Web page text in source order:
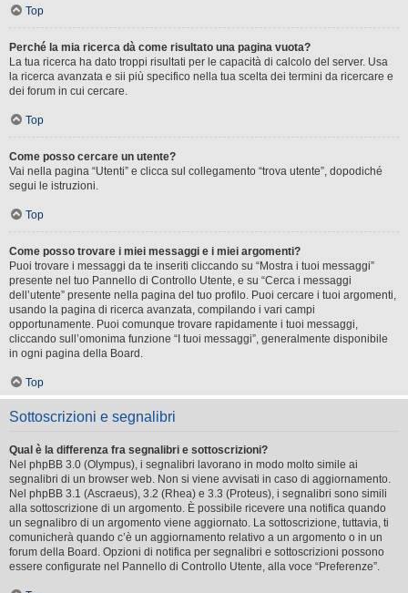
Top
Perché la mia ricerca dà come risultato una pagina vuota?
La tua ricerca ha dato troppi risultati per le capacità di calcolo del server. Usa
la ricerca avanzata e sii più specifico nella tua scelta dei termini da ricercare e
dei forum in cui cercare.
Top
Come posso cercare un utente?
Vai nella pagina “Utenti” e clicca sul collegamento “trova utente”, dopodiché
segui le istruzioni.
Top
Come posso trovare i miei messaggi e i miei argomenti?
Puoi trovare i messaggi da te inseriti cliccando su “Mostra i tuoi messaggi”
presente nel tuo Pannello di Controllo Utente, e su “Cerca i messaggi
dell’utente” presente nella pagina del tuo profilo. Puoi cercare i tuoi argomenti,
usando la pagina di ricerca avanzata, compilando i vari campi
opportunamente. Puoi comunque trovare rapidamente i tuoi messaggi,
cliccando sull’omonima funzione “I tuoi messaggi”, generalmente disponibile
in ogni pagina della Board.
Top
Sottoscrizioni e segnalibri
Qual è la differenza fra segnalibri e sottoscrizioni?
Nel phpBB 3.0 (Olympus), i segnalibri lavorano in modo molto simile ai
segnalibri di un browser web. Non si viene avvisati in caso di aggiornamento.
Nel phpBB 3.1 (Ascraeus), 3.2 (Rhea) e 3.3 (Proteus), i segnalibri sono simili
alla sottoscrizione di un argomento. È possibile ricevere una notifica quando
un segnalibro di un argomento viene aggiornato. La sottoscrizione, tuttavia, ti
comunicherà quando c’è un aggiornamento relativo a un argomento o in un
forum della Board. Opzioni di notifica per segnalibri e sottoscrizioni possono
essere configurate nel Pannello di Controllo Utente, alla voce “Preferenze”.